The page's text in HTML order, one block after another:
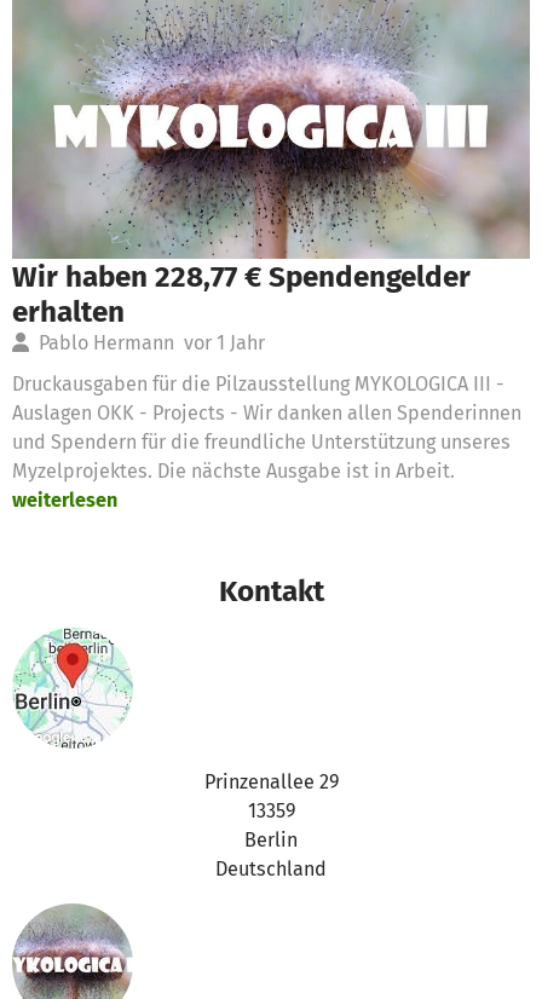
Wir haben 228,77 € Spendengelder
erhalten
Pablo Hermann vor 1 Jahr
Druckausgaben für die Pilzausstellung MYKOLOGICA III -
Auslagen OKK - Projects - Wir danken allen Spenderinnen
und Spendern für die freundliche Unterstützung unseres
Myzelprojektes. Die nächste Ausgabe ist in Arbeit.
weiterlesen
Kontakt
Prinzenallee 29
13359
Berlin
Deutschland